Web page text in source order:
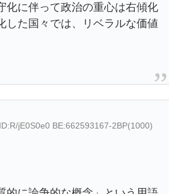
化に伴って政治の重心は右傾化
した国々では、リベラルな価値
jE0S0e0 BE:662593167-2BP(1000)